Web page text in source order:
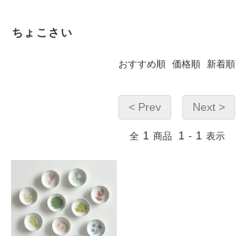
ちょこさい
おすすめ順 価格順 新着順
< Prev Next >
全 1 商品 1 - 1 表示